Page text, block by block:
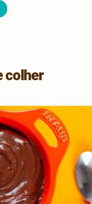
colher